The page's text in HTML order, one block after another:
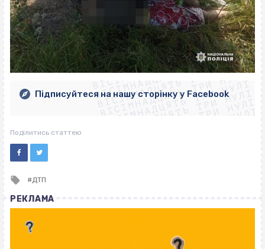
ВІСІМНАДЦЯТЬ ТРИ НУЛІ
ВІСІМНАДЦЯТЬ ТРИ НУЛІ
ВІСІМНАДЦЯТЬ ТРИ НУЛІ
ВІСІМНАДЦЯТЬ ТРИ НУЛІ
ВІСІМНАДЦЯТЬ ТРИ НУЛІ
ВІСІМНАДЦЯТЬ ТРИ НУЛІ
ВІСІМНАДЦЯТЬ ТРИ НУЛІ
ВІСІМНАДЦЯТЬ ТРИ НУЛІ
Підписуйтеся на нашу сторінку у Facebook
Поділитись статтею
Tagged
ДТП
РЕКЛАМА